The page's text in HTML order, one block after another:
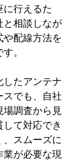
に行えるた
と相談しなが
や配線方法を
。
したアンテナ
スでも、自社
調査から見
て対応でき
、スムーズに
が必要な現